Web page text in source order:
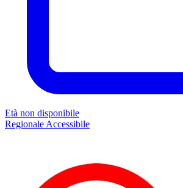
Età non disponibile
Regionale Accessibile